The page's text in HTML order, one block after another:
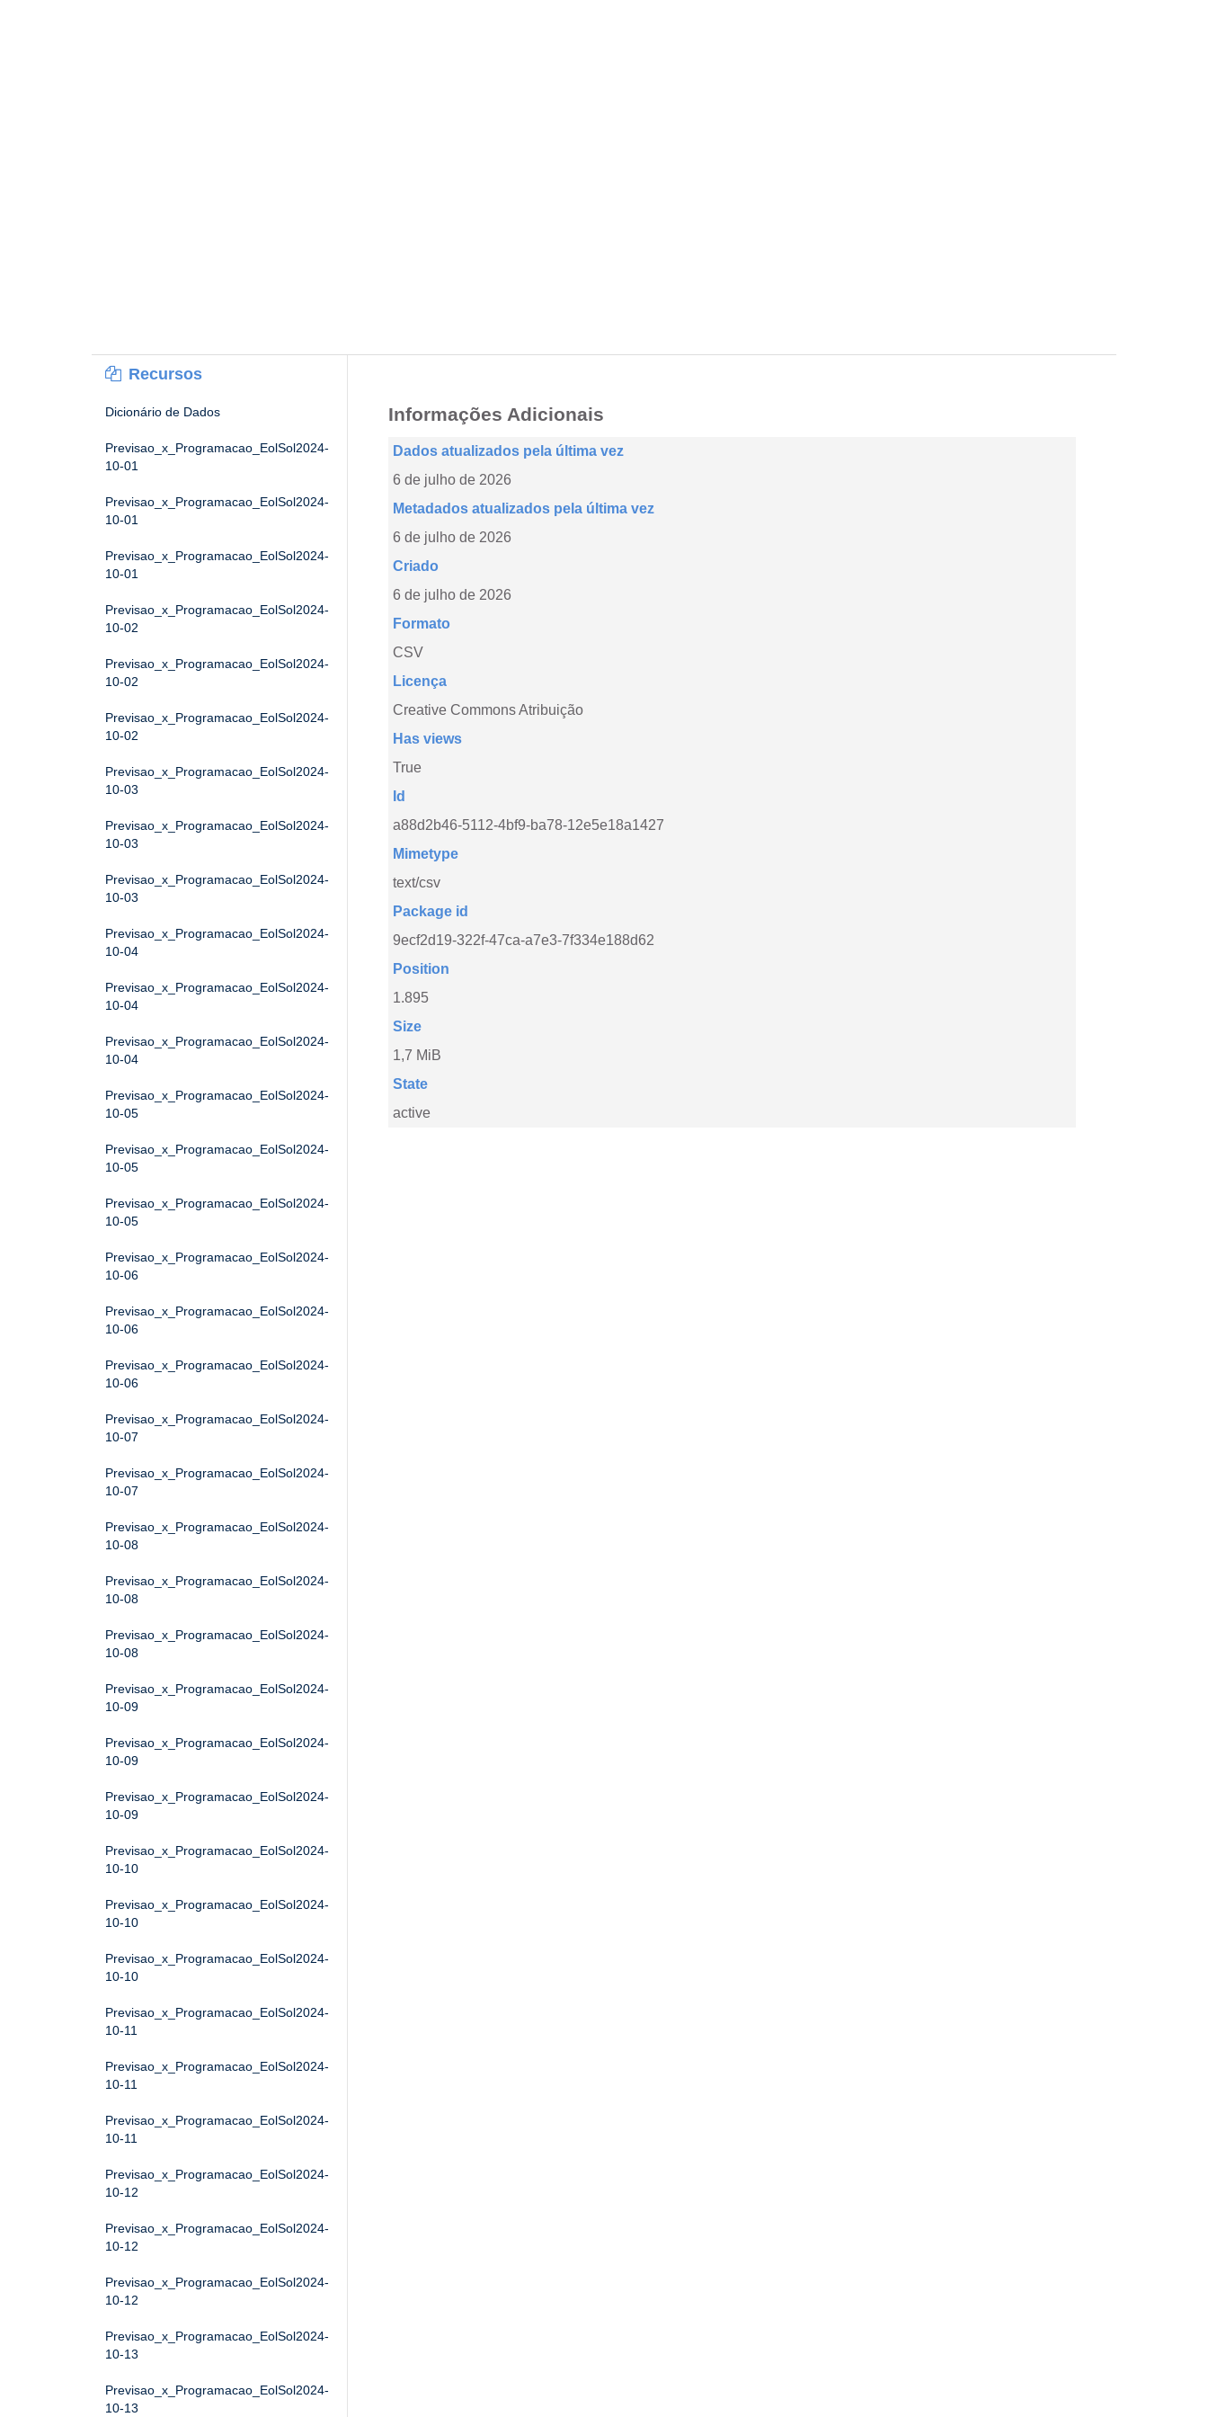
Recursos
Dicionário de Dados
Previsao_x_Programacao_EolSol2024-
10-01
Previsao_x_Programacao_EolSol2024-
10-01
Previsao_x_Programacao_EolSol2024-
10-01
Previsao_x_Programacao_EolSol2024-
10-02
Previsao_x_Programacao_EolSol2024-
10-02
Previsao_x_Programacao_EolSol2024-
10-02
Previsao_x_Programacao_EolSol2024-
10-03
Previsao_x_Programacao_EolSol2024-
10-03
Previsao_x_Programacao_EolSol2024-
10-03
Previsao_x_Programacao_EolSol2024-
10-04
Previsao_x_Programacao_EolSol2024-
10-04
Previsao_x_Programacao_EolSol2024-
10-04
Previsao_x_Programacao_EolSol2024-
10-05
Previsao_x_Programacao_EolSol2024-
10-05
Previsao_x_Programacao_EolSol2024-
10-05
Previsao_x_Programacao_EolSol2024-
10-06
Previsao_x_Programacao_EolSol2024-
10-06
Previsao_x_Programacao_EolSol2024-
10-06
Previsao_x_Programacao_EolSol2024-
10-07
Previsao_x_Programacao_EolSol2024-
10-07
Previsao_x_Programacao_EolSol2024-
10-08
Previsao_x_Programacao_EolSol2024-
10-08
Previsao_x_Programacao_EolSol2024-
10-08
Previsao_x_Programacao_EolSol2024-
10-09
Previsao_x_Programacao_EolSol2024-
10-09
Previsao_x_Programacao_EolSol2024-
10-09
Previsao_x_Programacao_EolSol2024-
10-10
Previsao_x_Programacao_EolSol2024-
10-10
Previsao_x_Programacao_EolSol2024-
10-10
Previsao_x_Programacao_EolSol2024-
10-11
Previsao_x_Programacao_EolSol2024-
10-11
Previsao_x_Programacao_EolSol2024-
10-11
Previsao_x_Programacao_EolSol2024-
10-12
Previsao_x_Programacao_EolSol2024-
10-12
Previsao_x_Programacao_EolSol2024-
10-12
Previsao_x_Programacao_EolSol2024-
10-13
Previsao_x_Programacao_EolSol2024-
10-13
Informações Adicionais
Dados atualizados pela última vez
6 de julho de 2026
Metadados atualizados pela última vez
6 de julho de 2026
Criado
6 de julho de 2026
Formato
CSV
Licença
Creative Commons Atribuição
Has views
True
Id
a88d2b46-5112-4bf9-ba78-12e5e18a1427
Mimetype
text/csv
Package id
9ecf2d19-322f-47ca-a7e3-7f334e188d62
Position
1.895
Size
1,7 MiB
State
active